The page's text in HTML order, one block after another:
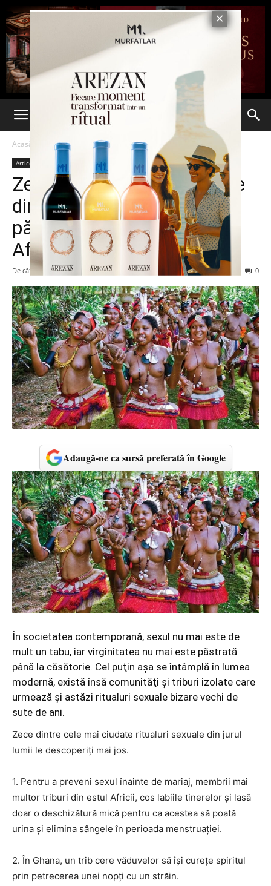
Acasă Articole
Articole
Zece ritualuri sexuale bizare
din jurul lumii. Cum se
păstrează virginitatea în
Africa
De către 7est - 2 martie 2015 0
Adaugă-ne ca sursă preferată în Google
În societatea contemporană, sexul nu mai este de
mult un tabu, iar virginitatea nu mai este păstrată
până la căsătorie. Cel puţin aşa se întâmplă în lumea
modernă, există însă comunităţi şi triburi izolate care
urmează şi astăzi ritualuri sexuale bizare vechi de
sute de ani.
Zece dintre cele mai ciudate ritualuri sexuale din jurul
lumii le descoperiţi mai jos.
1. Pentru a preveni sexul înainte de mariaj, membrii mai
multor triburi din estul Africii, cos labiile tinerelor şi lasă
doar o deschizătură mică pentru ca acestea să poată
urina şi elimina sângele în perioada menstruaţiei.
2. În Ghana, un trib cere văduvelor să îşi cureţe spiritul
prin petrecerea unei nopţi cu un străin.